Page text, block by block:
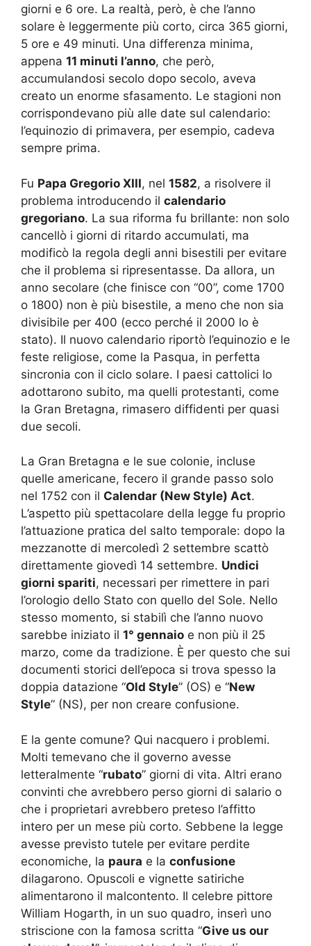
giorni e 6 ore. La realtà, però, è che l’anno
solare è leggermente più corto, circa 365 giorni,
5 ore e 49 minuti. Una differenza minima,
appena 11 minuti l’anno, che però,
accumulandosi secolo dopo secolo, aveva
creato un enorme sfasamento. Le stagioni non
corrispondevano più alle date sul calendario:
l’equinozio di primavera, per esempio, cadeva
sempre prima.
Fu Papa Gregorio XIII, nel 1582, a risolvere il
problema introducendo il calendario
gregoriano. La sua riforma fu brillante: non solo
cancellò i giorni di ritardo accumulati, ma
modificò la regola degli anni bisestili per evitare
che il problema si ripresentasse. Da allora, un
anno secolare (che finisce con “00”, come 1700
o 1800) non è più bisestile, a meno che non sia
divisibile per 400 (ecco perché il 2000 lo è
stato). Il nuovo calendario riportò l’equinozio e le
feste religiose, come la Pasqua, in perfetta
sincronia con il ciclo solare. I paesi cattolici lo
adottarono subito, ma quelli protestanti, come
la Gran Bretagna, rimasero diffidenti per quasi
due secoli.
La Gran Bretagna e le sue colonie, incluse
quelle americane, fecero il grande passo solo
nel 1752 con il Calendar (New Style) Act.
L’aspetto più spettacolare della legge fu proprio
l’attuazione pratica del salto temporale: dopo la
mezzanotte di mercoledì 2 settembre scattò
direttamente giovedì 14 settembre. Undici
giorni spariti, necessari per rimettere in pari
l’orologio dello Stato con quello del Sole. Nello
stesso momento, si stabilì che l’anno nuovo
sarebbe iniziato il 1° gennaio e non più il 25
marzo, come da tradizione. È per questo che sui
documenti storici dell’epoca si trova spesso la
doppia datazione “Old Style” (OS) e “New
Style” (NS), per non creare confusione.
E la gente comune? Qui nacquero i problemi.
Molti temevano che il governo avesse
letteralmente “rubato” giorni di vita. Altri erano
convinti che avrebbero perso giorni di salario o
che i proprietari avrebbero preteso l’affitto
intero per un mese più corto. Sebbene la legge
avesse previsto tutele per evitare perdite
economiche, la paura e la confusione
dilagarono. Opuscoli e vignette satiriche
alimentarono il malcontento. Il celebre pittore
William Hogarth, in un suo quadro, inserì uno
striscione con la famosa scritta “Give us our